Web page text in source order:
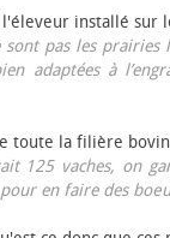
l'éleveur installé sur
sont pas les prairies
adaptées à
toute la filière
125 vaches, on
en faire des